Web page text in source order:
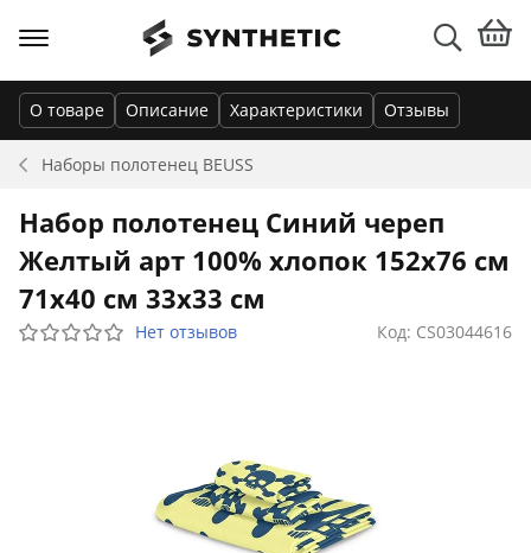
Наборы полотенец BEUSS
О товаре Описание Характеристики Отзывы
Набор полотенец Синий череп
Желтый арт 100% хлопок 152х76 см
71х40 см 33х33 см
Нет отзывов Код: CS03044616